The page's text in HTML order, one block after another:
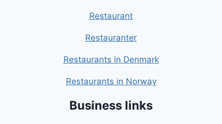
Restaurant
Restauranter
Restaurants in Denmark
Restaurants in Norway
Business links